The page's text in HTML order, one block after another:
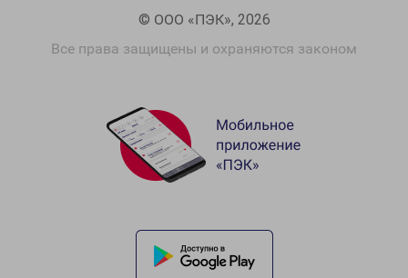
© ООО «ПЭК», 2026
Все права защищены и охраняются законом